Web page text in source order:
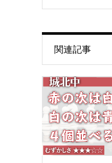
関連記事